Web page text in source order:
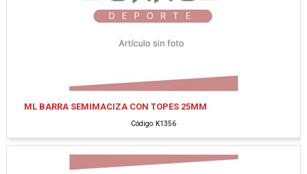
ML BARRA SEMIMACIZA CON TOPES 25MM
Código: K1356